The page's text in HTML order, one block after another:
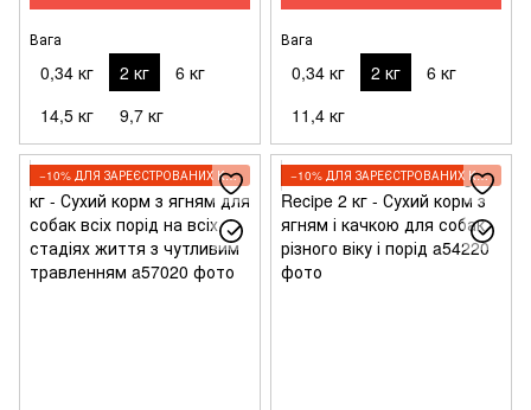
Вага
0,34 кг 2 кг
6 кг
14,5 кг
9,7 кг
Вага
0,34 кг 2 кг
6 кг
11,4 кг
−10% ДЛЯ ЗАРЕЄСТРОВАНИХ КЛІЄНТІВ −10% ДЛЯ ЗАРЕЄСТРОВАНИХ КЛІЄНТІВ